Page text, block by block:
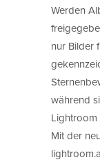
Werden
nur Bilder
während
Lightroom
Mit der